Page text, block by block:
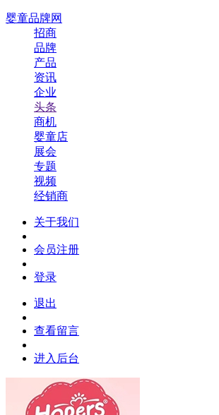
婴童品牌网
招商
品牌
产品
资讯
企业
头条
商机
婴童店
展会
专题
视频
经销商
关于我们
会员注册
登录
退出
查看留言
进入后台